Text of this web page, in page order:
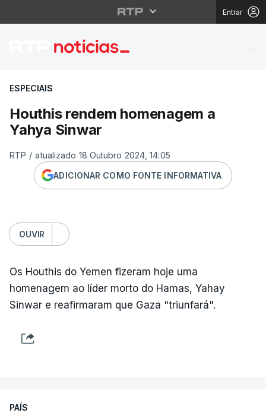
Entrar
Houthis rendem
ESPECIAIS
Houthis rendem homenagem a
Yahya Sinwar
RTP / atualizado 18 Outubro 2024, 14:05
ADICIONAR COMO FONTE INFORMATIVA
OUVIR
Os Houthis do Yemen fizeram hoje uma
homenagem ao líder morto do Hamas, Yahay
Sinwar e reafirmaram que Gaza "triunfará".
PAÍS